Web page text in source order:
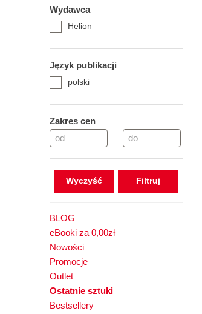
Wydawca
Helion
Język publikacji
polski
Zakres cen
–
Wyczyść
BLOG
eBooki za 0,00zł
Nowości
Promocje
Outlet
Ostatnie sztuki
Bestsellery